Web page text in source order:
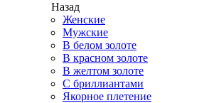
Назад
Женские
Мужские
В белом золоте
В красном золоте
В желтом золоте
С бриллиантами
Якорное плетение